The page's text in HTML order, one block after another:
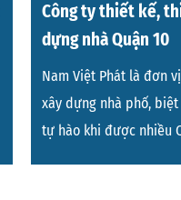
Công ty thiết kế,
dựng nhà Quận 10
Nam Việt Phát là đơn
xây dựng nhà phố,
tự hào khi được nhiều